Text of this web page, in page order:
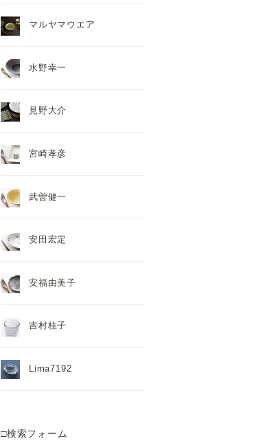
マルヤマウエア
水野幸一
見野大介
宮崎孝彦
武曽健一
安田宏定
安福由美子
吉村桂子
Lima7192
□検索フォーム